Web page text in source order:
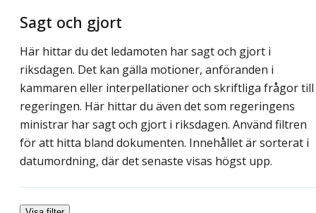
Sagt och gjort
Här hittar du det ledamoten har sagt och gjort i
riksdagen. Det kan gälla motioner, anföranden i
kammaren eller interpellationer och skriftliga frågor till
regeringen. Här hittar du även det som regeringens
ministrar har sagt och gjort i riksdagen. Använd filtren
för att hitta bland dokumenten. Innehållet är sorterat i
datumordning, där det senaste visas högst upp.